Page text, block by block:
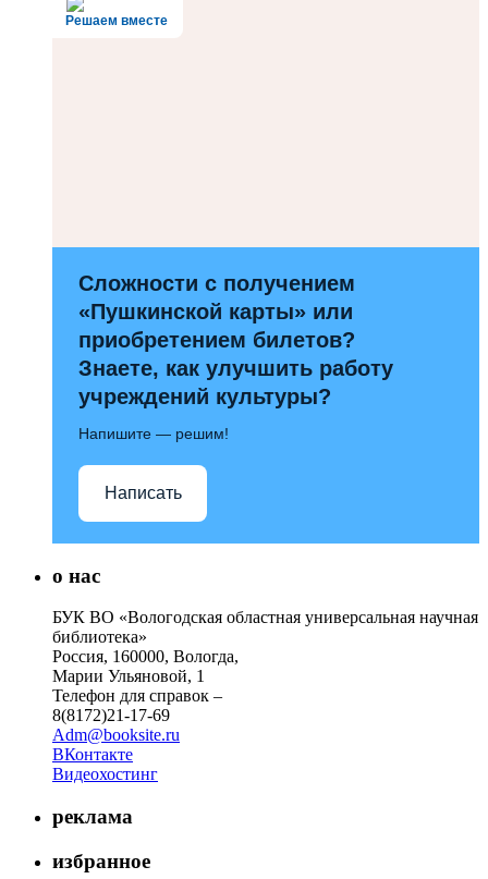
Решаем вместе
Сложности с получением
«Пушкинской карты» или
приобретением билетов?
Знаете, как улучшить работу
учреждений культуры?
Напишите — решим!
Написать
о нас
БУК ВО «Вологодская областная универсальная научная
библиотека»
Россия, 160000, Вологда,
Марии Ульяновой, 1
Телефон для справок –
8(8172)21-17-69
Adm@booksite.ru
ВКонтакте
Видеохостинг
реклама
избранное